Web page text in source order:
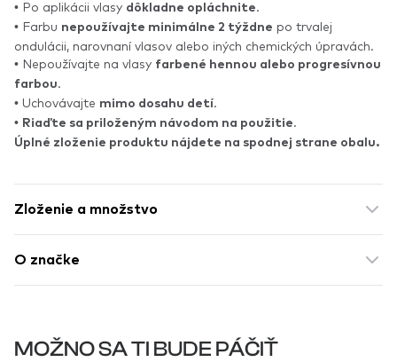
• Po aplikácii vlasy dôkladne opláchnite.
• Farbu nepoužívajte minimálne 2 týždne po trvalej
ondulácii, narovnaní vlasov alebo iných chemických úpravách.
• Nepoužívajte na vlasy farbené hennou alebo progresívnou
farbou.
• Uchovávajte mimo dosahu detí.
• Riaďte sa priloženým návodom na použitie.
Úplné zloženie produktu nájdete na spodnej strane obalu.
Zloženie a množstvo
O značke
MOŽNO SA TI BUDE PÁČIŤ